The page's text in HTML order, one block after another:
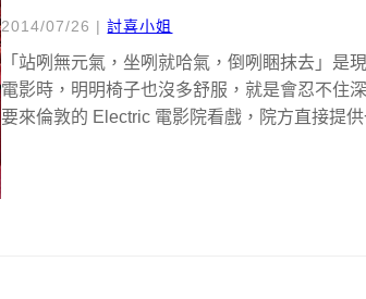
2014/07/26 |討喜小姐
「站咧無元氣，坐咧就哈氣，倒咧睏抹去」是
電影時，明明椅子也沒多舒服，就是會忍不住
要來倫敦的 Electric 電影院看戲，院方直接提